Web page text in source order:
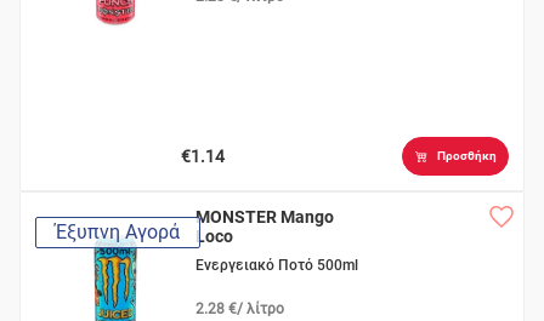
€1.14 Προσθήκη
Έξυπνη Αγορά
MONSTER Mango
Loco
Ενεργειακό Ποτό 500ml
2.28 €/ λίτρο